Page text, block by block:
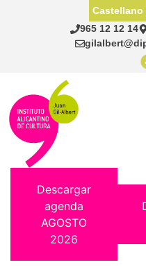
965 12 12 14
Castellano
Descargar
agenda
AGOSTO
2026